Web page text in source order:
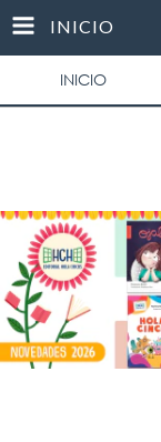
INICIO
INICIO